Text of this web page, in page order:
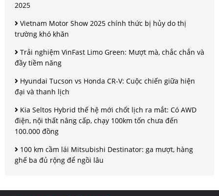
2025
Vietnam Motor Show 2025 chính thức bị hủy do thị
trường khó khăn
Trải nghiệm VinFast Limo Green: Mượt mà, chắc chắn và
đầy tiềm năng
Hyundai Tucson vs Honda CR-V: Cuộc chiến giữa hiện
đại và thanh lịch
Kia Seltos Hybrid thế hệ mới chốt lịch ra mắt: Có AWD
điện, nội thất nâng cấp, chạy 100km tốn chưa đến
100.000 đồng
100 km cầm lái Mitsubishi Destinator: ga mượt, hàng
ghế ba đủ rộng để ngồi lâu